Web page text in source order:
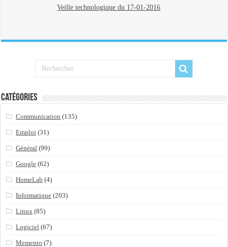
Veille technologique du 17-01-2016
Catégories
Communication (135)
Emploi (31)
Général (99)
Google (62)
HomeLab (4)
Informatique (203)
Linux (85)
Logiciel (67)
Memento (7)